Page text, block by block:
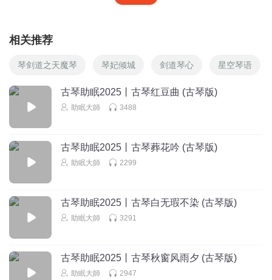
相关推荐
琴剑道之天魔琴 琴妃倾城 剑道琴心 星空琴语
古琴助眠2025丨古琴红豆曲 (古琴版)
助眠大師 3488
古琴助眠2025丨古琴葬花吟 (古琴版)
助眠大師 2299
古琴助眠2025丨古琴白无瑕不染 (古琴版)
助眠大師 3291
古琴助眠2025丨古琴秋窗风雨夕 (古琴版)
助眠大師 2947